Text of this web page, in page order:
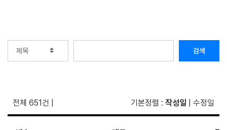
검색
전체 651건 기본정렬 : 작성일 수정일